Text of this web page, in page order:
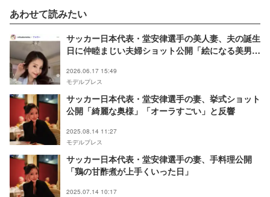
あわせて読みたい
サッカー日本代表・堂安律選手の美人妻、夫の誕生
日に仲睦まじい夫婦ショット公開「絵になる美男美
2026.06.17 15:49
モデルプレス
サッカー日本代表・堂安律選手の妻、挙式ショット
公開「綺麗な奥様」「オーラすごい」と反響
2025.08.14 11:27
モデルプレス
サッカー日本代表・堂安律選手の妻、手料理公開
「鶏の甘酢煮が上手くいった日」
2025.07.14 10:17